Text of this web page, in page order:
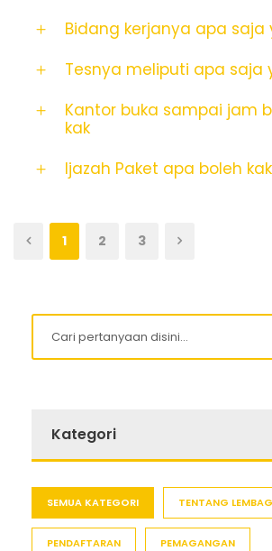
Bidang kerjanya apa saja
Tesnya meliputi apa saja
Kantor buka sampai jam
kak
Ijazah Paket apa boleh kak
1 2 3
Kategori
SEMUA KATEGORI TENTANG
PENDAFTARAN PEMAGANGAN